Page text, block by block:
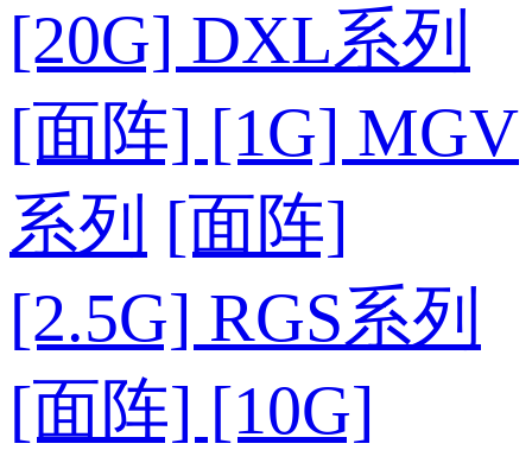
[20G] DXL系列
[面阵] [1G] MGV
系列 [面阵]
[2.5G] RGS系列
[面阵] [10G]